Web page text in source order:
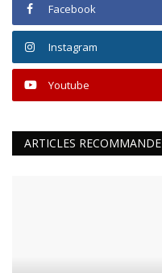
Facebook
Instagram
Youtube
ARTICLES RECOMMANDE